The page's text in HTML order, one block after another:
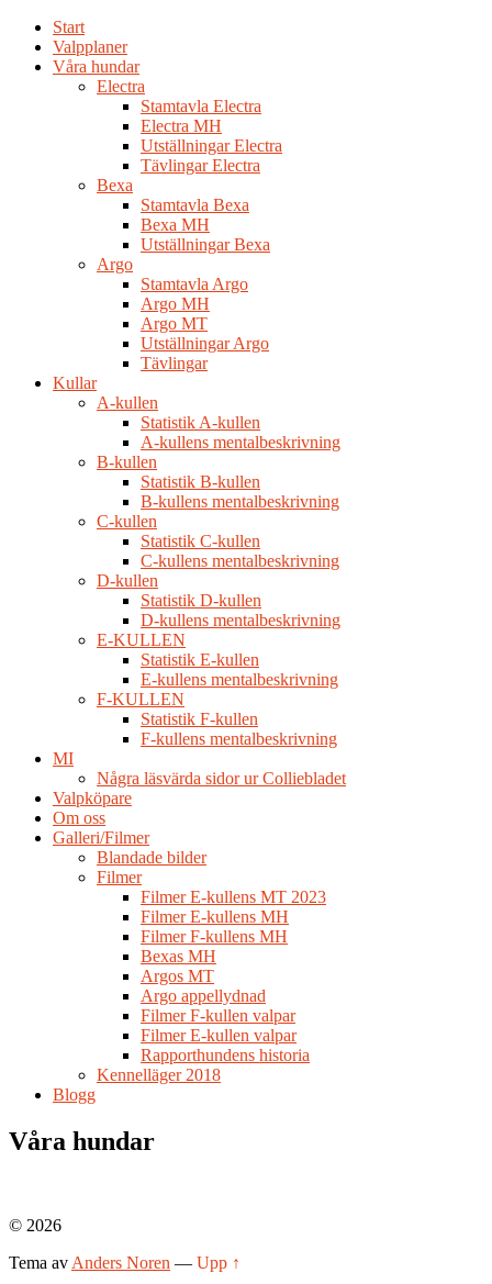
Start
Valpplaner
Våra hundar
Electra
Stamtavla Electra
Electra MH
Utställningar Electra
Tävlingar Electra
Bexa
Stamtavla Bexa
Bexa MH
Utställningar Bexa
Argo
Stamtavla Argo
Argo MH
Argo MT
Utställningar Argo
Tävlingar
Kullar
A-kullen
Statistik A-kullen
A-kullens mentalbeskrivning
B-kullen
Statistik B-kullen
B-kullens mentalbeskrivning
C-kullen
Statistik C-kullen
C-kullens mentalbeskrivning
D-kullen
Statistik D-kullen
D-kullens mentalbeskrivning
E-KULLEN
Statistik E-kullen
E-kullens mentalbeskrivning
F-KULLEN
Statistik F-kullen
F-kullens mentalbeskrivning
MI
Några läsvärda sidor ur Colliebladet
Valpköpare
Om oss
Galleri/Filmer
Blandade bilder
Filmer
Filmer E-kullens MT 2023
Filmer E-kullens MH
Filmer F-kullens MH
Bexas MH
Argos MT
Argo appellydnad
Filmer F-kullen valpar
Filmer E-kullen valpar
Rapporthundens historia
Kennelläger 2018
Blogg
Våra hundar
© 2026
Tema av Anders Noren — Upp ↑